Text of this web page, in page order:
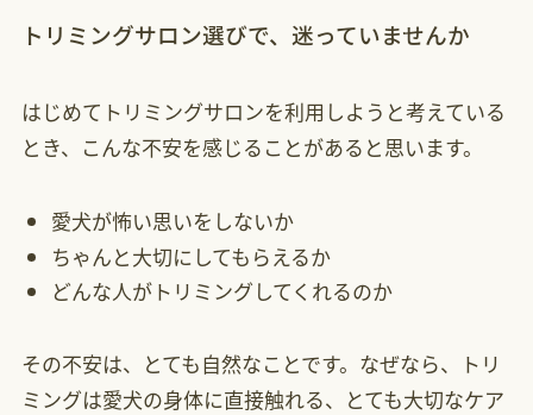
トリミングサロン選びで、迷っていませんか
はじめてトリミングサロンを利用しようと考えている
とき、こんな不安を感じることがあると思います。
愛犬が怖い思いをしないか
ちゃんと大切にしてもらえるか
どんな人がトリミングしてくれるのか
その不安は、とても自然なことです。なぜなら、トリ
ミングは愛犬の身体に直接触れる、とても大切なケア